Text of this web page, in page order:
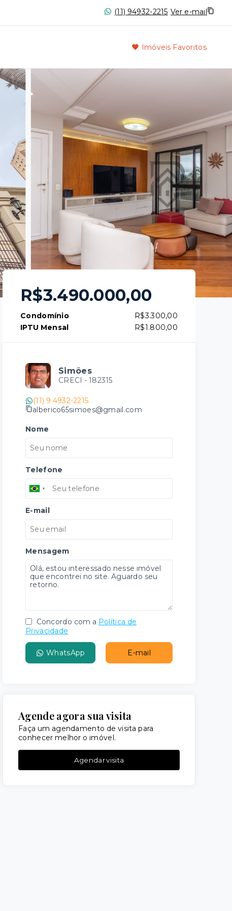
(11) 94932-2215 Ver e-mail
Imóveis Favoritos
R$3.490.000,00
Condomínio
R$3.300,00
IPTU Mensal
R$1.800,00
Simões
CRECI - 182315
(11) 9 4932-2215
alberico65simoes@gmail.com
Nome
Telefone
E-mail
Mensagem
Concordo com a Política de
Privacidade
WhatsApp E-mail
Agende agora sua visita
Faça um agendamento de visita para
conhecer melhor o imóvel.
Agendar visita